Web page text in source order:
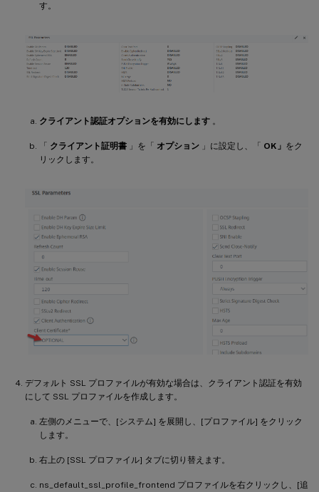
す。
クライアント認証オプションを有効にします 。
「 クライアント証明書 」を「 オプション 」に設定し、「 OK」 をク
リックします。
デフォルト SSL プロファイルが有効な場合は、クライアント認証を有効
にして SSL プロファイルを作成します。
左側のメニューで、[システム] を展開し、[プロファイル] をクリック
します。
右上の [SSL プロファイル] タブに切り替えます。
ns_default_ssl_profile_frontend プロファイルを右クリックし、[追